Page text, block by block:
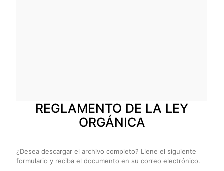
REGLAMENTO DE LA LEY
ORGÁNICA
¿Desea descargar el archivo completo? Llene el siguiente
formulario y reciba el documento en su correo electrónico.